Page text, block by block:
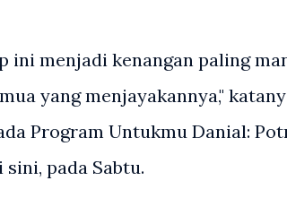
ini menjadi kenangan paling
yang menjayakannya,"
Program Untukmu Danial:
sini, pada Sabtu.